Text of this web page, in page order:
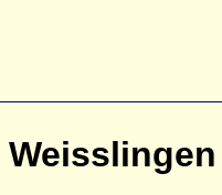
Weisslingen